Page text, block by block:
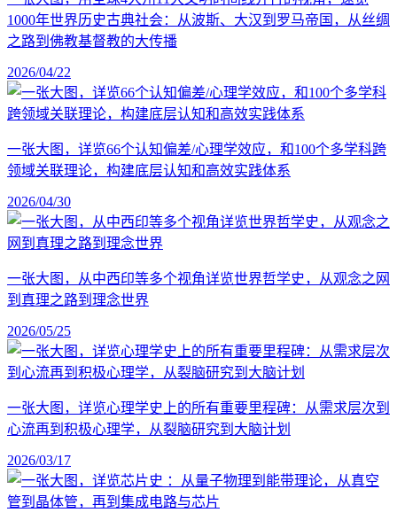
1000年世界历史古典社会：从波斯、大汉到罗马帝国，从丝绸
之路到佛教基督教的大传播
2026/04/22
一张大图，详览66个认知偏差/心理学效应，和100个多学科跨
领域关联理论，构建底层认知和高效实践体系
2026/04/30
一张大图，从中西印等多个视角详览世界哲学史，从观念之网
到真理之路到理念世界
2026/05/25
一张大图，详览心理学史上的所有重要里程碑：从需求层次到
心流再到积极心理学，从裂脑研究到大脑计划
2026/03/17